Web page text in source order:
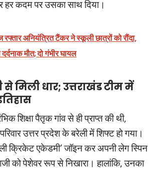
हर कदम पर उसका साथ दिया।
रफ्तार अनियंत्रित टैंकर ने स्कूली छात्रों को रौंदा,
मौत; दो गंभीर घायल
मिली धार; उत्तराखंड टीम में
शिक्षा पैतृक गांव से ही प्राप्त की थी,
उत्तर प्रदेश के बरेली में शिफ्ट हो गया।
क्रिकेट एकेडमी’ जॉइन कर अपनी लेग स्पिन
को पेशेवर रूप से निखारा। हालांकि, उनका